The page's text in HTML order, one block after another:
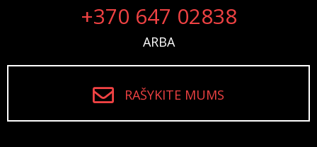
+370 647 02838
ARBA
RAŠYKITE MUMS